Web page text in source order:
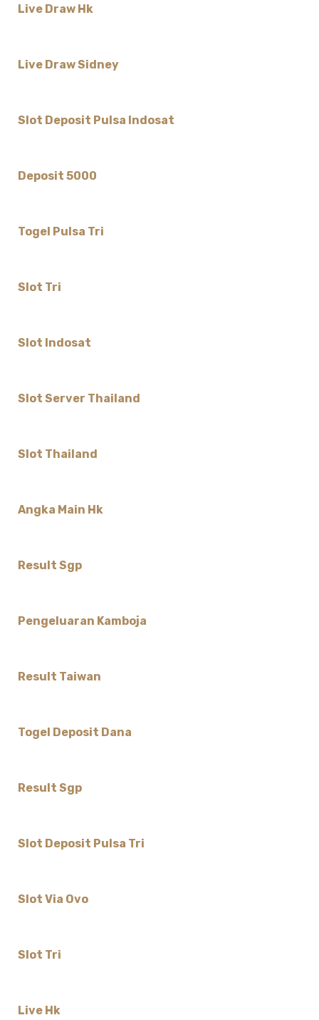
Live Draw Hk
Live Draw Sidney
Slot Deposit Pulsa Indosat
Deposit 5000
Togel Pulsa Tri
Slot Tri
Slot Indosat
Slot Server Thailand
Slot Thailand
Angka Main Hk
Result Sgp
Pengeluaran Kamboja
Result Taiwan
Togel Deposit Dana
Result Sgp
Slot Deposit Pulsa Tri
Slot Via Ovo
Slot Tri
Live Hk